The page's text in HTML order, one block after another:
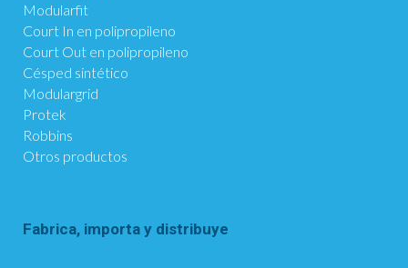
Modularfit
Court In en polipropileno
Court Out en polipropileno
Césped sintético
Modulargrid
Protek
Robbins
Otros productos
Fabrica, importa y distribuye